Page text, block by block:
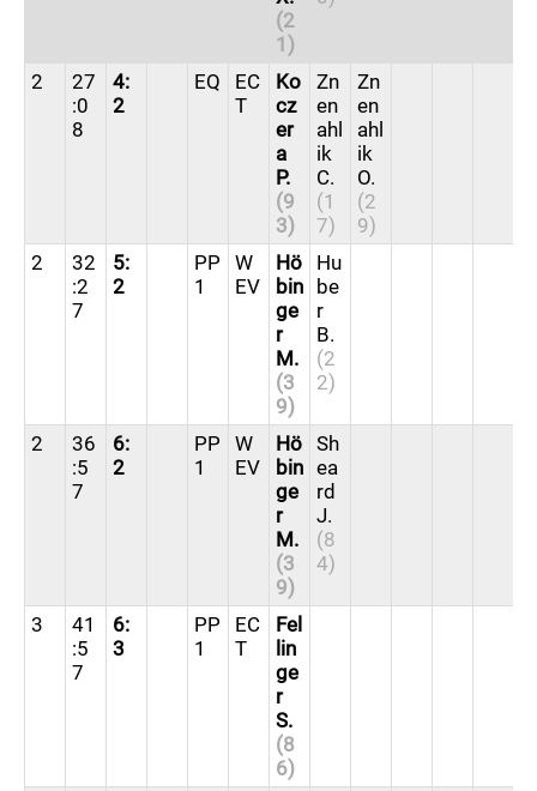
(2
1)
2
27
:0
8
4:
2
EQ
EC
T
Ko
cz
er
a
P.
(9
3)
Zn
en
ahl
ik
C.
(1
7)
Zn
en
ahl
ik
O.
(2
9)
2
32
:2
7
5:
2
PP
1
W
EV
Hö
bin
ge
r
M.
(3
9)
Hu
be
r
B.
(2
2)
2
36
:5
7
6:
2
PP
1
W
EV
Hö
bin
ge
r
M.
(3
9)
Sh
ea
rd
J.
(8
4)
3
41
:5
7
6:
3
PP
1
EC
T
Fel
lin
ge
r
S.
(8
6)